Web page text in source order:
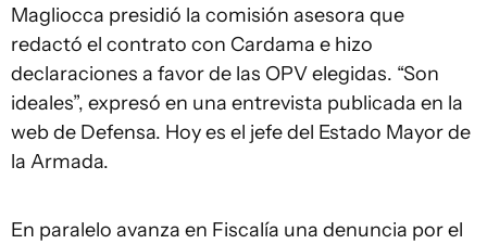
Magliocca presidió la comisión asesora que
redactó el contrato con Cardama e hizo
declaraciones a favor de las OPV elegidas. “Son
ideales”, expresó en una entrevista publicada en la
web de Defensa. Hoy es el jefe del Estado Mayor de
la Armada.
En paralelo avanza en Fiscalía una denuncia por el